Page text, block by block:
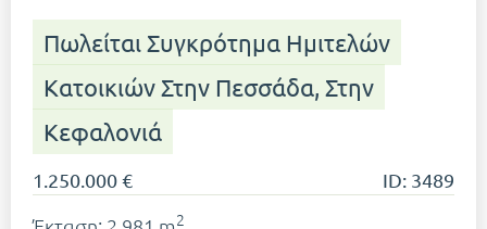
Πωλείται Συγκρότημα Ημιτελών
Κατοικιών Στην Πεσσάδα, Στην
Κεφαλονιά
1.250.000 € ID: 3489
2